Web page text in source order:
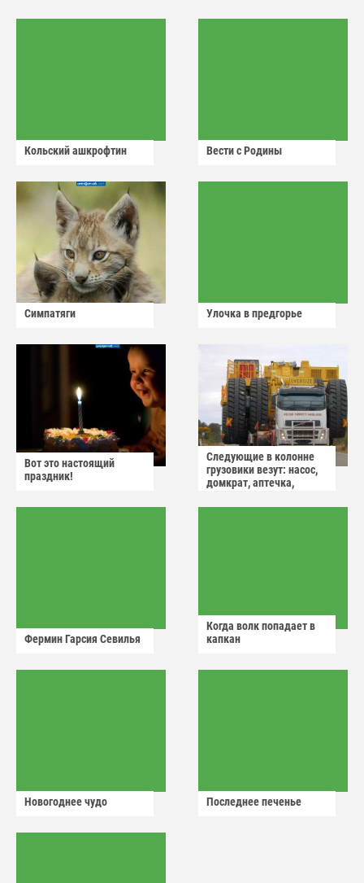
Кольский ашкрофтин Вести с Родины
Симпатяги Улочка в предгорье
Вот это настоящий
праздник!
Следующие в колонне
грузовики везут: насос,
домкрат, аптечка,
Фермин Гарсия Севилья
Когда волк попадает в
капкан
Новогоднее чудо Последнее печенье